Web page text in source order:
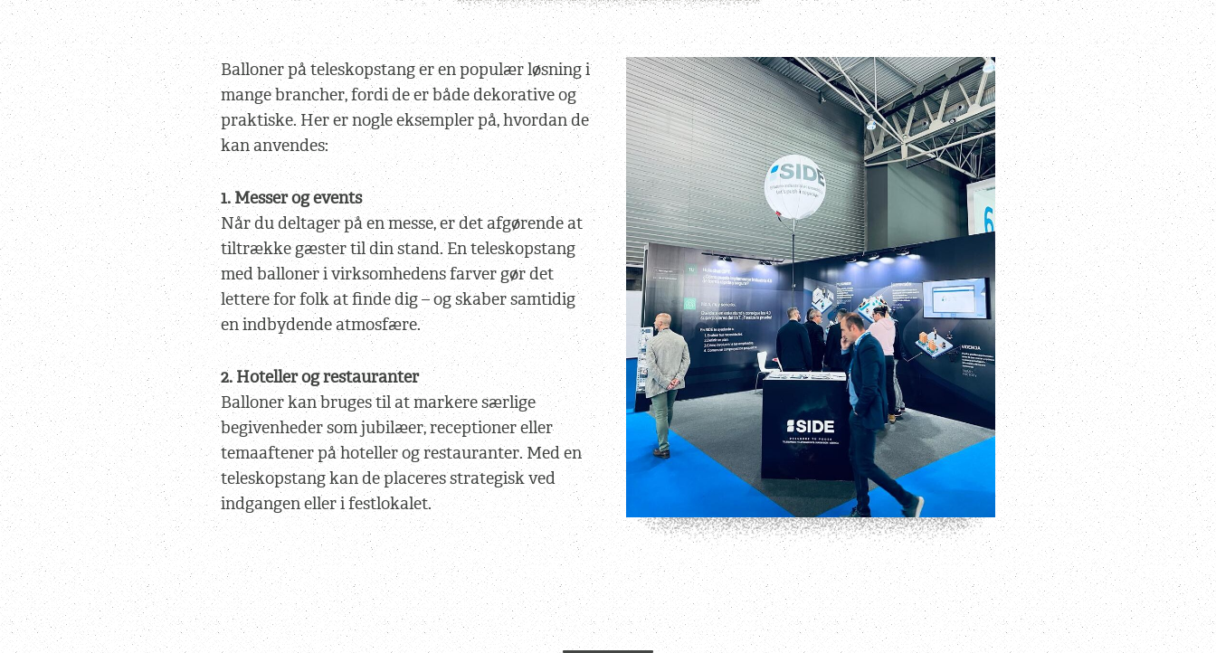
Balloner på teleskopstang er en populær løsning i
mange brancher, fordi de er både dekorative og
praktiske. Her er nogle eksempler på, hvordan de
kan anvendes:
1. Messer og events
Når du deltager på en messe, er det afgørende at
tiltrække gæster til din stand. En teleskopstang
med balloner i virksomhedens farver gør det
lettere for folk at finde dig – og skaber samtidig
en indbydende atmosfære.
2. Hoteller og restauranter
Balloner kan bruges til at markere særlige
begivenheder som jubilæer, receptioner eller
temaaftener på hoteller og restauranter. Med en
teleskopstang kan de placeres strategisk ved
indgangen eller i festlokalet.